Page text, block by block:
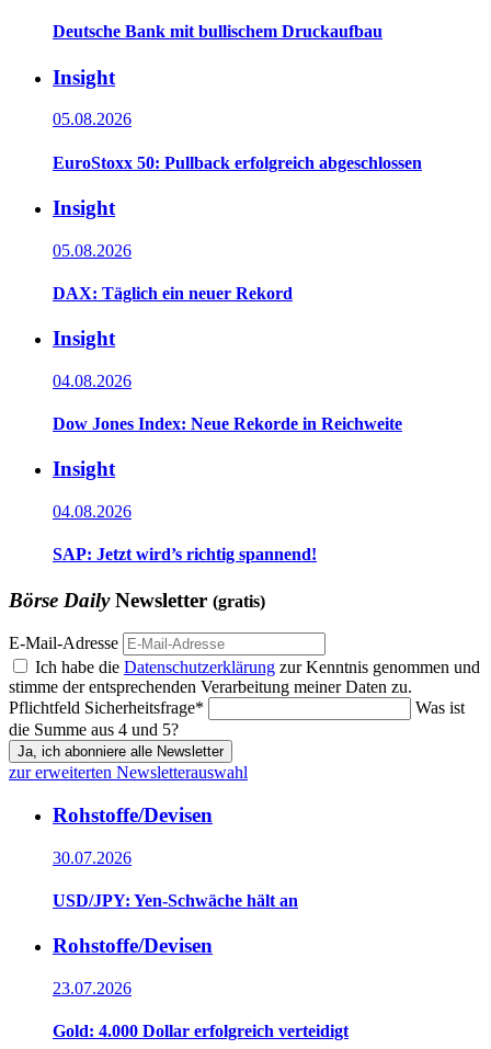
Deutsche Bank mit bullischem Druckaufbau
Insight
05.08.2026
EuroStoxx 50: Pullback erfolgreich abgeschlossen
Insight
05.08.2026
DAX: Täglich ein neuer Rekord
Insight
04.08.2026
Dow Jones Index: Neue Rekorde in Reichweite
Insight
04.08.2026
SAP: Jetzt wird’s richtig spannend!
Börse DailyNewsletter (gratis)
E-Mail-Adresse
Ich habe die Datenschutzerklärung zur Kenntnis genommen und
stimme der entsprechenden Verarbeitung meiner Daten zu.
Pflichtfeld Sicherheitsfrage*
Was ist
die Summe aus 4 und 5?
Ja, ich abonniere alle Newsletter
zur erweiterten Newsletterauswahl
Rohstoffe/Devisen
30.07.2026
USD/JPY: Yen-Schwäche hält an
Rohstoffe/Devisen
23.07.2026
Gold: 4.000 Dollar erfolgreich verteidigt